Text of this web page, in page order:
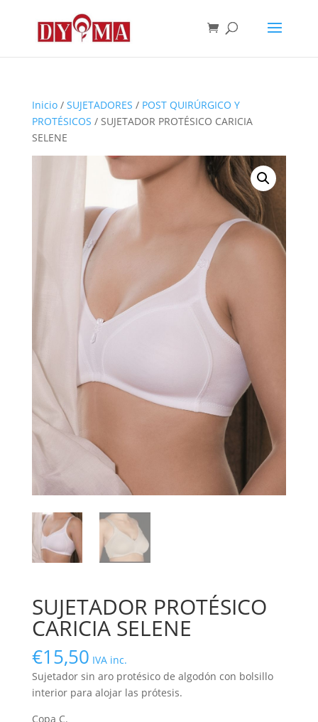
Inicio/ SUJETADORES / POST QUIRÚRGICO Y
PROTÉSICOS / SUJETADOR PROTÉSICO CARICIA
SELENE
SUJETADOR PROTÉSICO
CARICIA SELENE
€15,50 IVA inc.
Sujetador sin aro protésico de algodón con bolsillo
interior para alojar las prótesis.
Copa C.